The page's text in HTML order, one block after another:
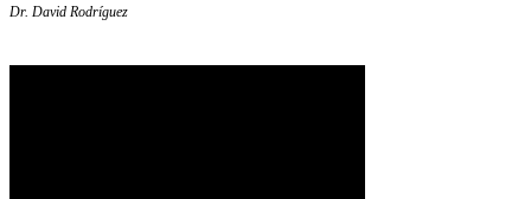
Dr. David Rodríguez